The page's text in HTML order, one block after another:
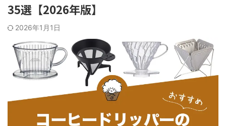
35選【2026年版】
2026年1月1日